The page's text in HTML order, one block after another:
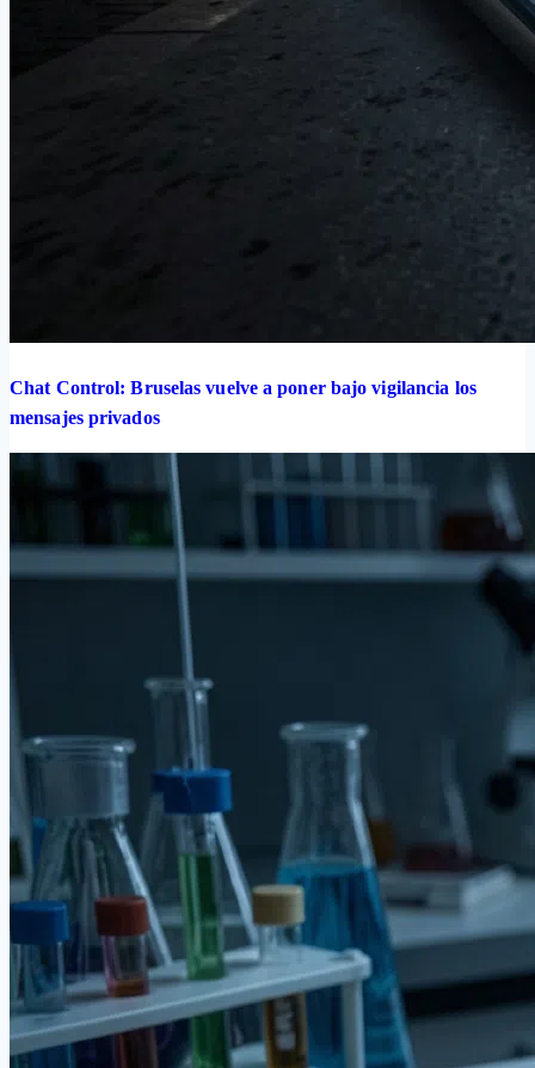
Chat Control: Bruselas vuelve a poner bajo vigilancia los
mensajes privados